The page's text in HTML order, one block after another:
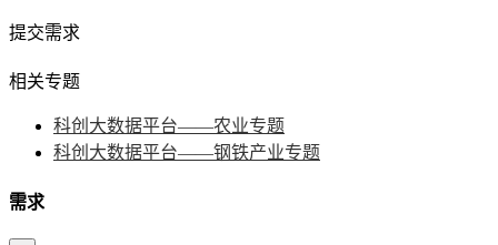
提交需求
相关专题
科创大数据平台——农业专题
科创大数据平台——钢铁产业专题
需求